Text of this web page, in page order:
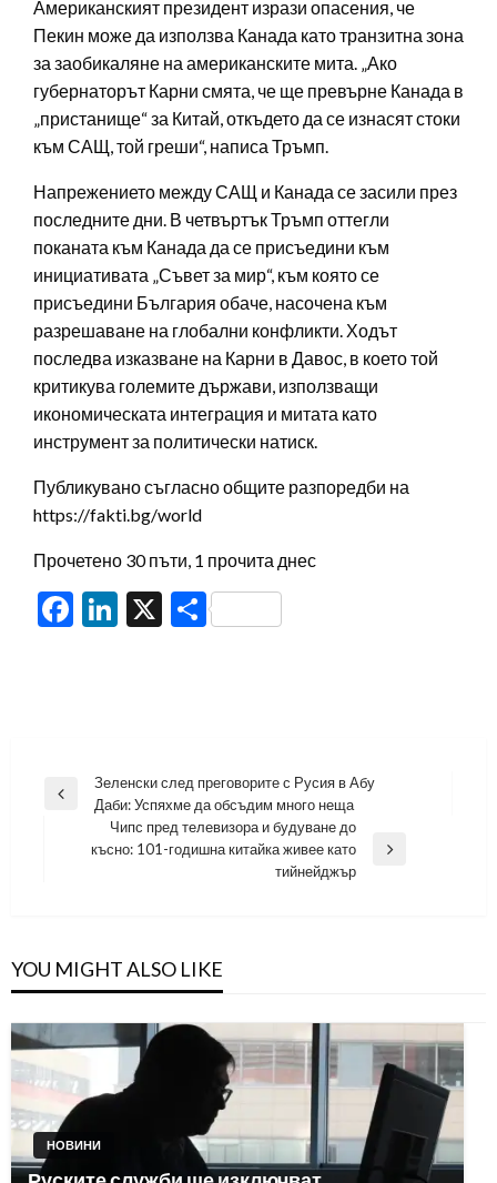
Американският президент изрази опасения, че
Пекин може да използва Канада като транзитна зона
за заобикаляне на американските мита. „Ако
губернаторът Карни смята, че ще превърне Канада в
„пристанище“ за Китай, откъдето да се изнасят стоки
към САЩ, той греши“, написа Тръмп.
Напрежението между САЩ и Канада се засили през
последните дни. В четвъртък Тръмп оттегли
поканата към Канада да се присъедини към
инициативата „Съвет за мир“, към която се
присъедини България обаче, насочена към
разрешаване на глобални конфликти. Ходът
последва изказване на Карни в Давос, в което той
критикува големите държави, използващи
икономическата интеграция и митата като
инструмент за политически натиск.
Публикувано съгласно общите разпоредби на
https://fakti.bg/world
Прочетено 30 пъти, 1 прочита днес
Facebook
LinkedIn
X Share
Навигация
Previous
Зеленски след преговорите с Русия в Абу
Даби: Успяхме да обсъдим много неща
Next
Чипс пред телевизора и будуване до
късно: 101-годишна китайка живее като
тийнейджър
YOU MIGHT ALSO LIKE
НОВИНИ